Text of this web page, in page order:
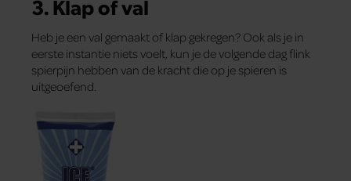
3. Klap of val
Heb je een val gemaakt of klap gekregen? Ook als je in
eerste instantie niets voelt, kun je de volgende dag flink
spierpijn hebben van de kracht die op je spieren is
uitgeoefend.